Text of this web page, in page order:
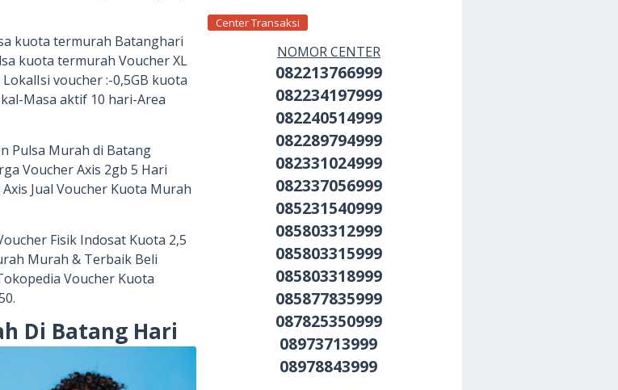
kuota termurah Batanghari
kuota termurah Voucher XL
voucher :-0,5GB kuota
Masa aktif 10 hari-Area
Pulsa Murah di Batang
Voucher Axis 2gb 5 Hari
Jual Voucher Kuota Murah
Fisik Indosat Kuota 2,5
Murah & Terbaik Beli
Voucher Kuota
Di Batang Hari
Center Transaksi
NOMOR CENTER
082213766999
082234197999
082240514999
082289794999
082331024999
082337056999
085231540999
085803312999
085803315999
085803318999
085877835999
087825350999
08973713999
08978843999